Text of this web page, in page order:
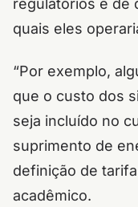
regulatórios e de
quais eles
“Por exemplo,
que o custo dos
seja incluído no
suprimento de
definição de
acadêmico.